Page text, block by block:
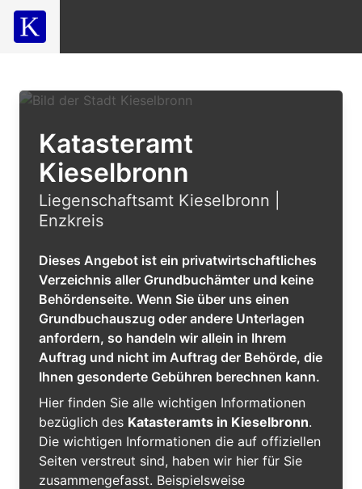
Katasteramt
Kieselbronn
Liegenschaftsamt Kieselbronn |
Enzkreis
Dieses Angebot ist ein privatwirtschaftliches
Verzeichnis aller Grundbuchämter und keine
Behördenseite. Wenn Sie über uns einen
Grundbuchauszug oder andere Unterlagen
anfordern, so handeln wir allein in Ihrem
Auftrag und nicht im Auftrag der Behörde, die
Ihnen gesonderte Gebühren berechnen kann.
Hier finden Sie alle wichtigen Informationen
bezüglich des Katasteramts in Kieselbronn.
Die wichtigen Informationen die auf offiziellen
Seiten verstreut sind, haben wir hier für Sie
zusammengefasst. Beispielsweise